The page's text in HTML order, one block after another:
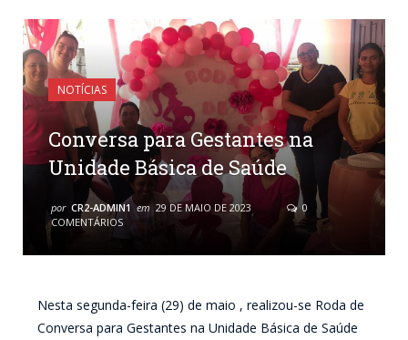
NOTÍCIAS
Conversa para Gestantes na
Unidade Básica de Saúde
por CR2-ADMIN1 em 29 DE MAIO DE 2023
0
COMENTÁRIOS
Nesta segunda-feira (29) de maio , realizou-se Roda de
Conversa para Gestantes na Unidade Básica de Saúde